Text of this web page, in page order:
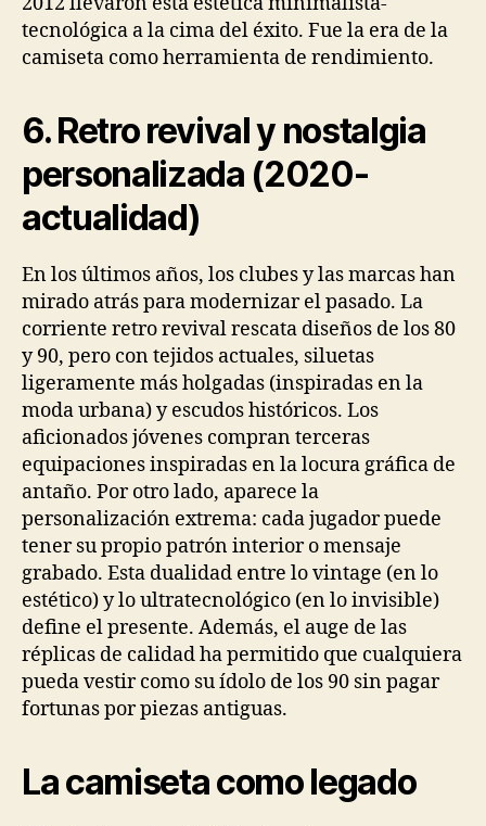
tecnológica a la cima del éxito. Fue la era de la
camiseta como herramienta de rendimiento.
6. Retro revival y nostalgia
personalizada (2020-
actualidad)
En los últimos años, los clubes y las marcas han
mirado atrás para modernizar el pasado. La
corriente retro revival rescata diseños de los 80
y 90, pero con tejidos actuales, siluetas
ligeramente más holgadas (inspiradas en la
moda urbana) y escudos históricos. Los
aficionados jóvenes compran terceras
equipaciones inspiradas en la locura gráfica de
antaño. Por otro lado, aparece la
personalización extrema: cada jugador puede
tener su propio patrón interior o mensaje
grabado. Esta dualidad entre lo vintage (en lo
estético) y lo ultratecnológico (en lo invisible)
define el presente. Además, el auge de las
réplicas de calidad ha permitido que cualquiera
pueda vestir como su ídolo de los 90 sin pagar
fortunas por piezas antiguas.
La camiseta como legado